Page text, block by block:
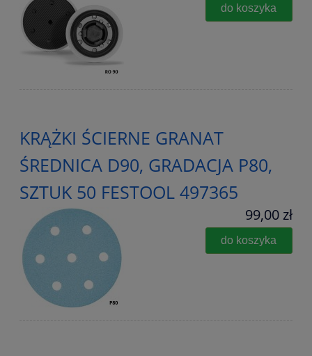
do koszyka
KRĄŻKI ŚCIERNE GRANAT
ŚREDNICA D90, GRADACJA P80,
SZTUK 50 FESTOOL 497365
99,00 zł
do koszyka